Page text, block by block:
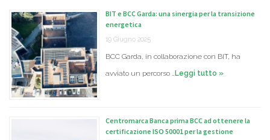
BIT e BCC Garda: una sinergia per la transizione
energetica
19 Giugno 2025
BCC Garda, in collaborazione con BIT, ha
avviato un percorso …Leggi tutto »
Centromarca Banca prima BCC ad ottenere la
certificazione ISO 50001 per la gestione